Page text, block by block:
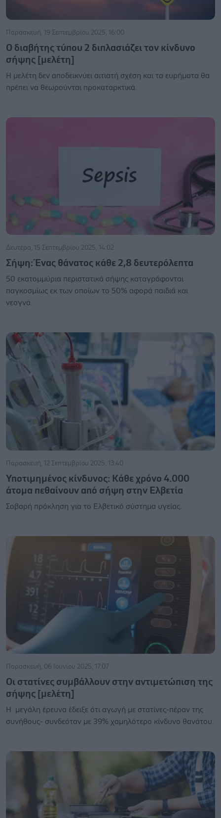
Παρασκευή, 19 Σεπτεμβρίου 2025, 16:00
Ο διαβήτης τύπου 2 διπλασιάζει τον κίνδυνο
σήψης [μελέτη]
Η μελέτη δεν αποδεικνύει αιτιατή σχέση και τα ευρήματα θα
πρέπει να θεωρούνται προκαταρκτικά.
Δευτέρα, 15 Σεπτεμβρίου 2025, 14:02
Σήψη: Ένας θάνατος κάθε 2,8 δευτερόλεπτα
50 εκατομμύρια περιστατικά σήψης καταγράφονται
παγκοσμίως εκ των οποίων το 50% αφορά παιδιά και
νεογνά.
Παρασκευή, 12 Σεπτεμβρίου 2025, 13:40
Υποτιμημένος κίνδυνος: Κάθε χρόνο 4.000
άτομα πεθαίνουν από σήψη στην Ελβετία
Σοβαρή πρόκληση για το Eλβετικό σύστημα υγείας.
Παρασκευή, 06 Ιουνίου 2025, 17:07
Οι στατίνες συμβάλλουν στην αντιμετώπιση της
σήψης [μελέτη]
Η μεγάλη έρευνα έδειξε ότι αγωγή με στατίνες-πέραν της
συνήθους- συνδεόταν με 39% χαμηλότερο κίνδυνο θανάτου.